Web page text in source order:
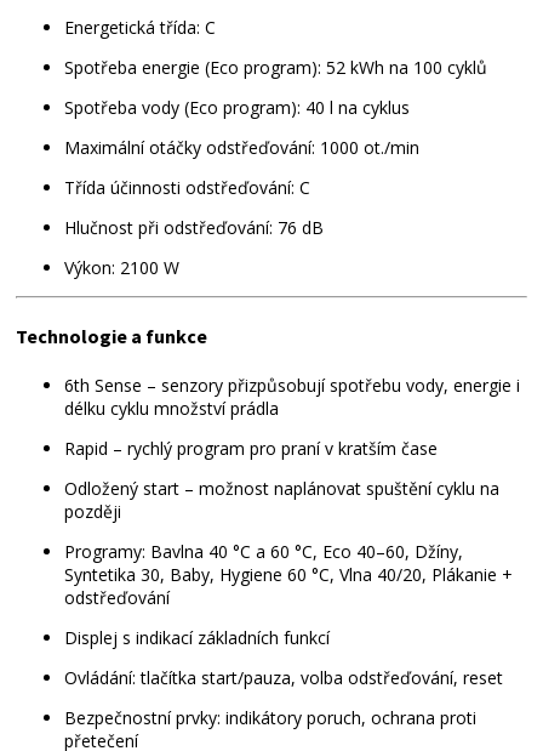
Energetická třída: C
Spotřeba energie (Eco program): 52 kWh na 100 cyklů
Spotřeba vody (Eco program): 40 l na cyklus
Maximální otáčky odstřeďování: 1000 ot./min
Třída účinnosti odstřeďování: C
Hlučnost při odstřeďování: 76 dB
Výkon: 2100 W
Technologie a funkce
6th Sense – senzory přizpůsobují spotřebu vody, energie i
délku cyklu množství prádla
Rapid – rychlý program pro praní v kratším čase
Odložený start – možnost naplánovat spuštění cyklu na
později
Programy: Bavlna 40 °C a 60 °C, Eco 40–60, Džíny,
Syntetika 30, Baby, Hygiene 60 °C, Vlna 40/20, Plákanie +
odstřeďování
Displej s indikací základních funkcí
Ovládání: tlačítka start/pauza, volba odstřeďování, reset
Bezpečnostní prvky: indikátory poruch, ochrana proti
přetečení